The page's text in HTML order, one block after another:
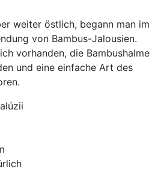
weiter östlich, begann man im
von Bambus-Jalousien.
vorhanden, die Bambushalme
und eine einfache Art des